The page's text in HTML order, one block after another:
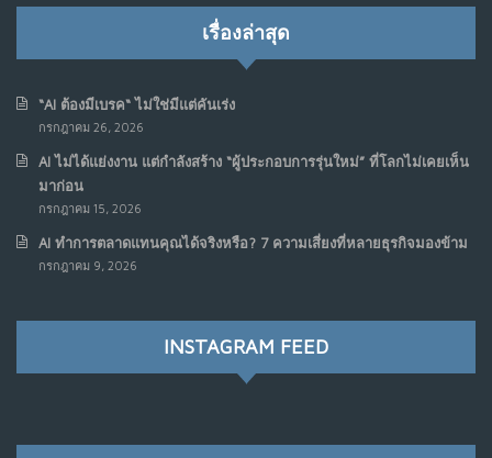
รัฐอาจเป็นจุดเริ่มต้นของ “ขบวนการประท้วงดิจิทัล” ครั้งใหม่
6
7
เมื่อรัฐบาลเริ่มคิดแบบแพลตฟอร์ม : AI กำลังเปลี่ยนรัฐ
ราชการไปตลอดกาล
NO COMMENTS
เมื่อโลกออนไลน์ กลายเป็น“ศาลเตี้ย”
เรื่องล่าสุด
“AI ต้องมีเบรค“ ไม่ใช่มีแต่คันเร่ง
กรกฎาคม 26, 2026
AI ไม่ได้แย่งงาน แต่กำลังสร้าง “ผู้ประกอบการรุ่นใหม่” ที่โลกไม่เคยเห็น
มาก่อน
กรกฎาคม 15, 2026
AI ทำการตลาดแทนคุณได้จริงหรือ? 7 ความเสี่ยงที่หลายธุรกิจมองข้าม
กรกฎาคม 9, 2026
INSTAGRAM FEED